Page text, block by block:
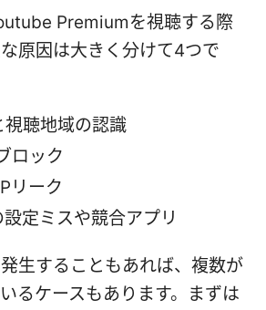
Premiumを視聴する際
原因は大きく分けて4つで
聴地域の認識
ロック
リーク
定ミスや競合アプリ
生することもあれば、複数が
るケースもあります。まずは